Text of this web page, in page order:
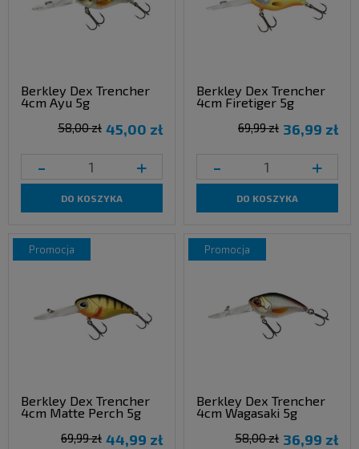
Berkley Dex Trencher
4cm Ayu 5g
45,00 zł
58,00 zł
- +
DO KOSZYKA
Berkley Dex Trencher
4cm Firetiger 5g
36,99 zł
69,99 zł
- +
DO KOSZYKA
Berkley Dex Trencher
4cm Matte Perch 5g
44,99 zł
69,99 zł
promocja
Berkley Dex Trencher
4cm Wagasaki 5g
36,99 zł
58,00 zł
promocja